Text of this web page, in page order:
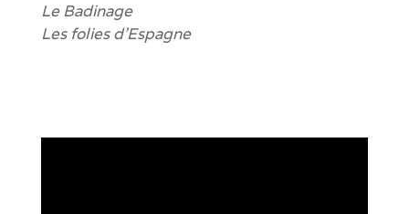
Le Badinage
Les folies d’Espagne